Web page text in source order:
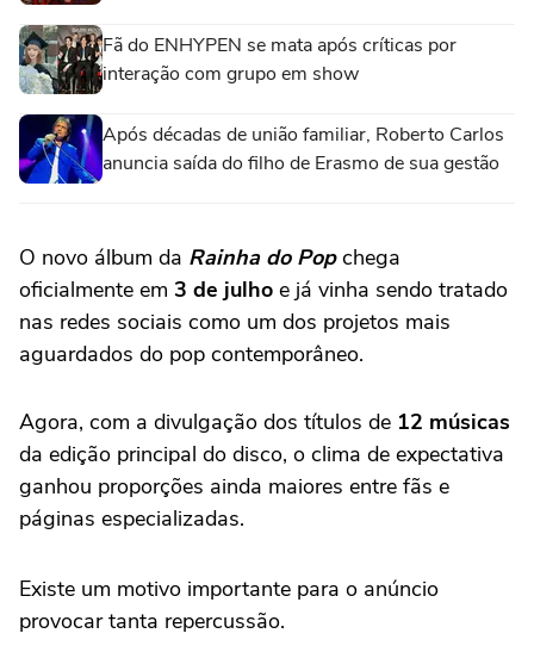
Fã do ENHYPEN se mata após críticas por
interação com grupo em show
Após décadas de união familiar, Roberto Carlos
anuncia saída do filho de Erasmo de sua gestão
O novo álbum da Rainha do Popchega
oficialmente em 3 de julho e já vinha sendo tratado
nas redes sociais como um dos projetos mais
aguardados do pop contemporâneo.
Agora, com a divulgação dos títulos de 12 músicas
da edição principal do disco, o clima de expectativa
ganhou proporções ainda maiores entre fãs e
páginas especializadas.
Existe um motivo importante para o anúncio
provocar tanta repercussão.